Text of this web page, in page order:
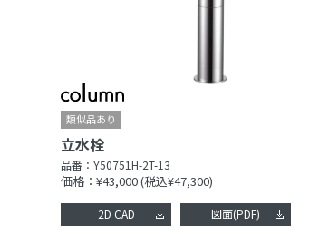
立水栓
品番：Y50751H-2T-13
価格：¥43,000(税込¥47,300)
2D CAD 図面(PDF)